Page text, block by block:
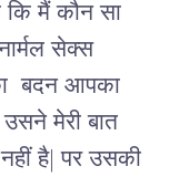
मैं कौन सा
सेक्स
बदन आपका
मेरी बात
है| पर उसकी